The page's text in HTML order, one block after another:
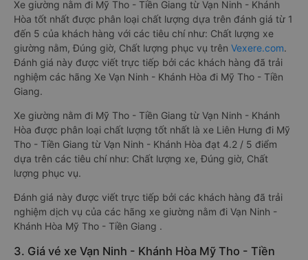
Xe giường nằm đi Mỹ Tho - Tiền Giang từ Vạn Ninh - Khánh
Hòa tốt nhất được phân loại chất lượng dựa trên đánh giá từ 1
đến 5 của khách hàng với các tiêu chí như: Chất lượng xe
giường nằm, Đúng giờ, Chất lượng phục vụ trên Vexere.com.
Đánh giá này được viết trực tiếp bởi các khách hàng đã trải
nghiệm các hãng Xe Vạn Ninh - Khánh Hòa đi Mỹ Tho - Tiền
Giang.
Xe giường nằm đi Mỹ Tho - Tiền Giang từ Vạn Ninh - Khánh
Hòa được phân loại chất lượng tốt nhất là xe Liên Hưng đi Mỹ
Tho - Tiền Giang từ Vạn Ninh - Khánh Hòa đạt 4.2 / 5 điểm
dựa trên các tiêu chí như: Chất lượng xe, Đúng giờ, Chất
lượng phục vụ.
Đánh giá này được viết trực tiếp bởi các khách hàng đã trải
nghiệm dịch vụ của các hãng xe giường nằm đi Vạn Ninh -
Khánh Hòa Mỹ Tho - Tiền Giang .
3. Giá vé xe Vạn Ninh - Khánh Hòa Mỹ Tho - Tiền